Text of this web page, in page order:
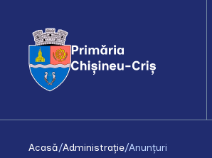
Acasă/Administrație/Anunțuri